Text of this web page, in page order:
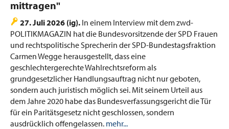
mittragen"
27. Juli 2026 (ig). In einem Interview mit dem zwd-
POLITIKMAGAZIN hat die Bundesvorsitzende der SPD Frauen
und rechtspolitische Sprecherin der SPD-Bundestagsfraktion
Carmen Wegge herausgestellt, dass eine
geschlechtergerechte Wahlrechtsreform als
grundgesetzlicher Handlungsauftrag nicht nur geboten,
sondern auch juristisch möglich sei. Mit seinem Urteil aus
dem Jahre 2020 habe das Bundesverfassungsgericht die Tür
für ein Paritätsgesetz nicht geschlossen, sondern
ausdrücklich offengelassen. mehr...